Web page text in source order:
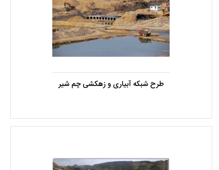
طرح شبکه آبیاری و زهکشی چم شیر